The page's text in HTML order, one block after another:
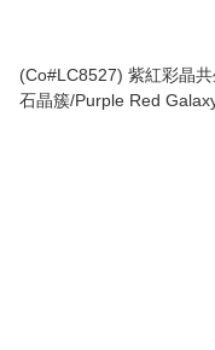
(Co#LC8527) 紫紅彩晶
石晶簇/Purple Red